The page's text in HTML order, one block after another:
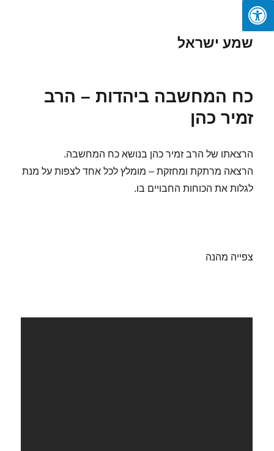
שמע ישראל
כח המחשבה ביהדות – הרב
זמיר כהן
הרצאתו של הרב זמיר כהן בנושא כח המחשבה.
הרצאה מרתקת ומחזקת – מומלץ לכל אחד לצפות על מנת
לגלות את הכוחות החבויים בו.
צפייה מהנה